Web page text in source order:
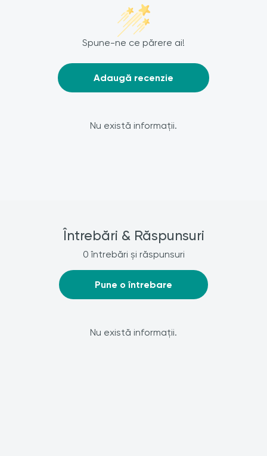
Spune-ne ce părere ai!
Adaugă recenzie
Nu există informații.
Întrebări & Răspunsuri
0 întrebări și răspunsuri
Pune o întrebare
Nu există informații.